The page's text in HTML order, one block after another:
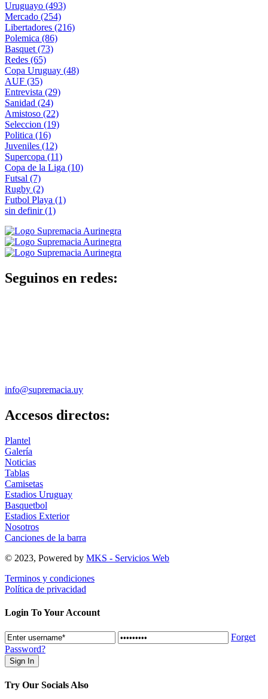
Uruguayo (493)
Mercado (254)
Libertadores (216)
Polemica (86)
Basquet (73)
Redes (65)
Copa Uruguay (48)
AUF (35)
Entrevista (29)
Sanidad (24)
Amistoso (22)
Seleccion (19)
Politica (16)
Juveniles (12)
Supercopa (11)
Copa de la Liga (10)
Futsal (7)
Rugby (2)
Futbol Playa (1)
sin definir(1)
Seguinos en redes:
info@supremacia.uy
Accesos directos:
Plantel
Galería
Noticias
Tablas
Camisetas
Estadios Uruguay
Basquetbol
Estadios Exterior
Nosotros
Canciones de la barra
© 2023, Powered by MKS - Servicios Web
Terminos y condiciones
Política de privacidad
Login To Your Account
Forget
Password?
Try Our Socials Also